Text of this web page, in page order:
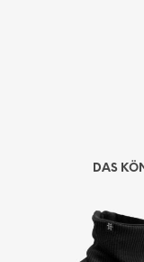
DAS